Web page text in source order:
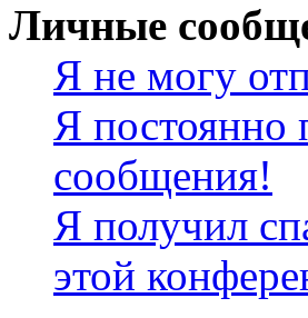
Личные
Я не могу
Я постоянно
сообщения!
Я получил
этой